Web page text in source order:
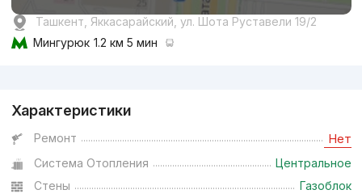
Ташкент, Яккасарайский, ул. Шота Руставели 19/2
Мингурюк 1.2 км 5 мин
Характеристики
Ремонт Нет
Система Отопления
Центральное
Стены
Газоблок